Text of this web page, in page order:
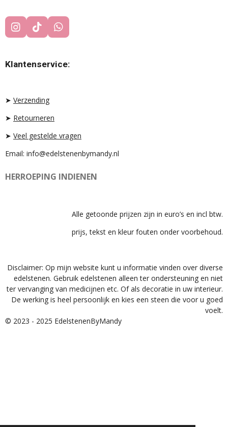
I
N
T
A
A
T
I
T
O
W
H
T
S
Klantenservice:
➤ Verzending
➤ Retourneren
➤ Veel gestelde vragen
Email: info@edelstenenbymandy.nl
HERROEPING INDIENEN
Alle getoonde prijzen zijn in euro’s en incl btw.
prijs, tekst en kleur fouten onder voorbehoud.
Disclaimer: Op mijn website kunt u informatie vinden over diverse
edelstenen. Gebruik edelstenen alleen ter ondersteuning en niet
ter vervanging van medicijnen etc. Of als decoratie in uw interieur.
De werking is heel persoonlijk en kies een steen die voor u goed
voelt.
© 2023 - 2025 EdelstenenByMandy